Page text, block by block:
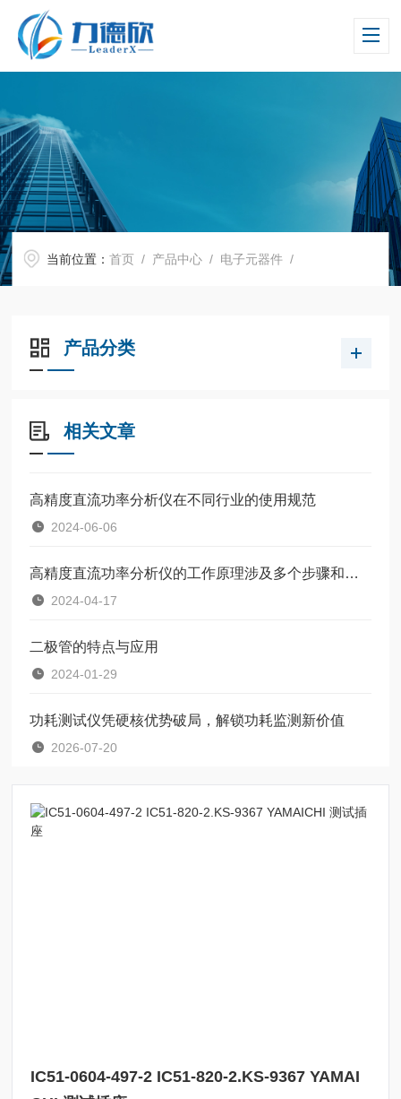
当前位置：首页 / 产品中心 / 电子元器件 /
产品分类
相关文章
高精度直流功率分析仪在不同行业的使用规范
2024-06-06
高精度直流功率分析仪的工作原理涉及多个步骤和功能
2024-04-17
二极管的特点与应用
2024-01-29
功耗测试仪凭硬核优势破局，解锁功耗监测新价值
2026-07-20
IC51-0604-497-2 IC51-820-2.KS-9367 YAMAI